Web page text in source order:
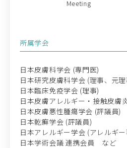
Meeting
所属学会
日本皮膚科学会 (専門医)
日本研究皮膚科学会 (理事、元
日本臨床免疫学会 (理事)
日本皮膚アレルギー・接触皮膚
日本皮膚悪性腫瘍学会 (評議員)
日本乾癬学会 (評議員)
日本アレルギー学会 (アレルギ
日本学術会議 連携会員 など